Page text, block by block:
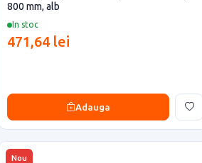
In stoc
800 mm, alb
471,64 lei
Adauga
Nou